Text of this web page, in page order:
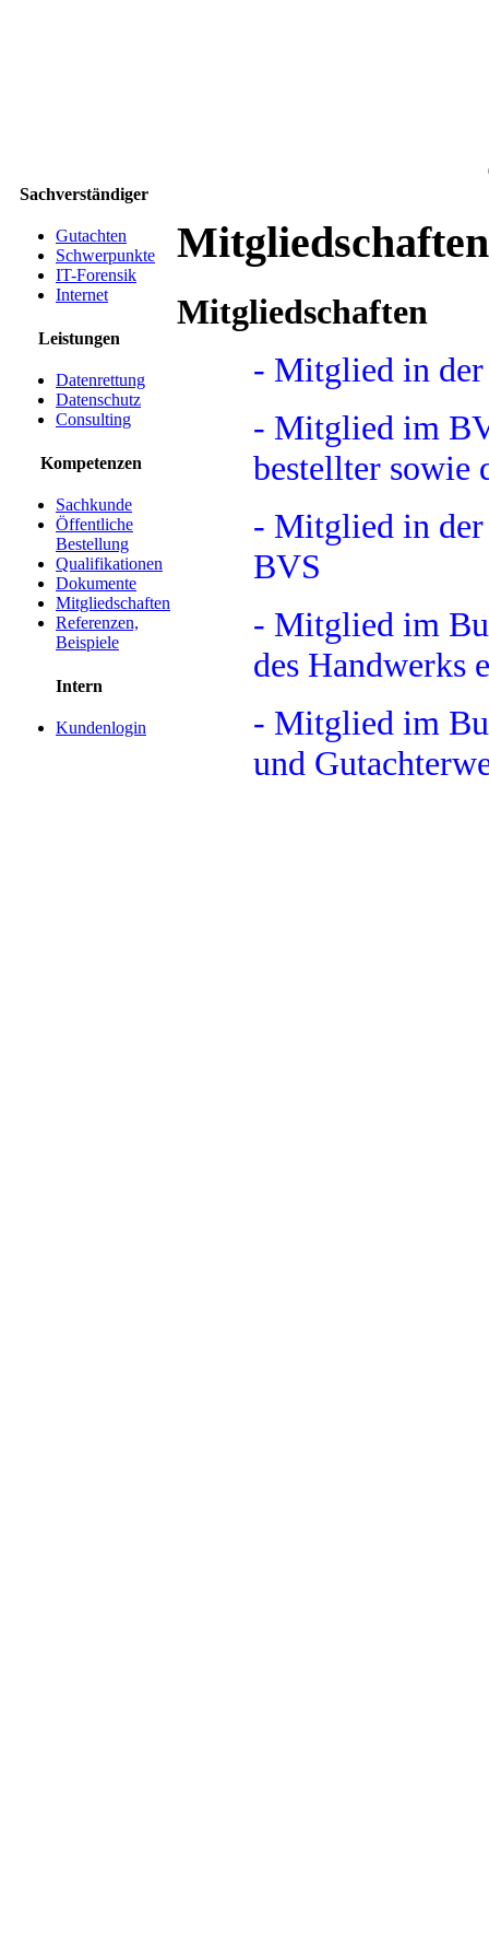
Sachverständiger
Gutachten
Schwerpunkte
IT-Forensik
Internet
Leistungen
Datenrettung
Datenschutz
Consulting
Kompetenzen
Sachkunde
Öffentliche
Bestellung
Qualifikationen
Dokumente
Mitgliedschaften
Referenzen,
Beispiele
Intern
Kundenlogin
Mitgliedschaften
Mitgliedschaften
- Mitglied in
- Mitglied im
bestellter sowie
- Mitglied in der
BVS
- Mitglied im
des Handwerks
- Mitglied im
und